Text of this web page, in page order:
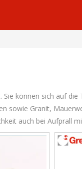
können sich auf die
sowie Granit,
auch bei Aufprall